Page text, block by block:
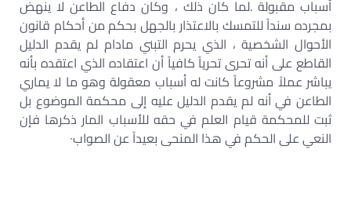
أسباب مقبولة .لما كان ذلك ، وكان دفاع الطاعن لا ينهض
بمجرده سنداً للتمسك بالاعتذار بالجهل بحكم من أحكام قانون
الأحوال الشخصية ، الذي يحرم التبني مادام لم يقدم الدليل
القاطع على أنه تحرى تحرياً كافياً أن اعتقاده الذي اعتقده بأنه
يباشر عملاً مشروعاً كانت له أسباب معقولة وهو ما لا يماري
الطاعن في أنه لم يقدم الدليل عليه إلى محكمة الموضوع بل
ثبت للمحكمة قيام العلم في حقه للأسباب المار ذكرها فإن
النعي على الحكم في هذا المنحى بعيداً عن الصواب٠